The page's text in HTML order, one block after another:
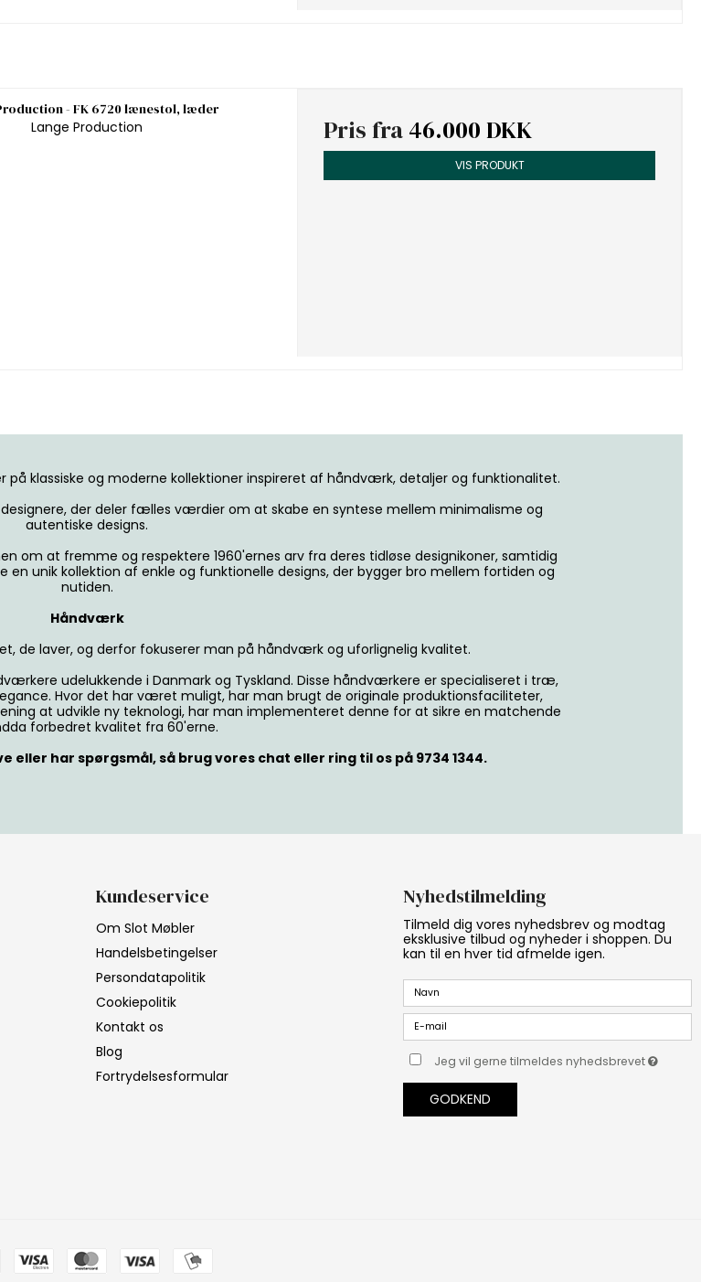
- FK 6720 lænestol, læder
Lange Production
Pris fra46.000 DKK
VIS PRODUKT
klassiske og moderne kollektioner inspireret af håndværk, detaljer og funktionalitet.
der deler fælles værdier om at skabe en syntese mellem minimalisme og
autentiske designs.
om at fremme og respektere 1960'ernes arv fra deres tidløse designikoner, samtidig
unik kollektion af enkle og funktionelle designs, der bygger bro mellem fortiden og
nutiden.
Håndværk
de laver, og derfor fokuserer man på håndværk og uforlignelig kvalitet.
udelukkende i Danmark og Tyskland. Disse håndværkere er specialiseret i træ,
Hvor det har været muligt, har man brugt de originale produktionsfaciliteter,
at udvikle ny teknologi, har man implementeret denne for at sikre en matchende
forbedret kvalitet fra 60'erne.
eller har spørgsmål, så brug vores chat eller ring til os på 9734 1344.
Kundeservice
Om Slot Møbler
Handelsbetingelser
Persondatapolitik
Cookiepolitik
Kontakt os
Blog
Fortrydelsesformular
Nyhedstilmelding
Tilmeld dig vores nyhedsbrev og modtag
eksklusive tilbud og nyheder i shoppen. Du
kan til en hver tid afmelde igen.
Jeg vil gerne tilmeldes nyhedsbrevet
GODKEND